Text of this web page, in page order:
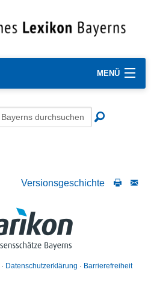
MENÜ
Versionsgeschichte
Datenschutzerklärung Barrierefreiheit